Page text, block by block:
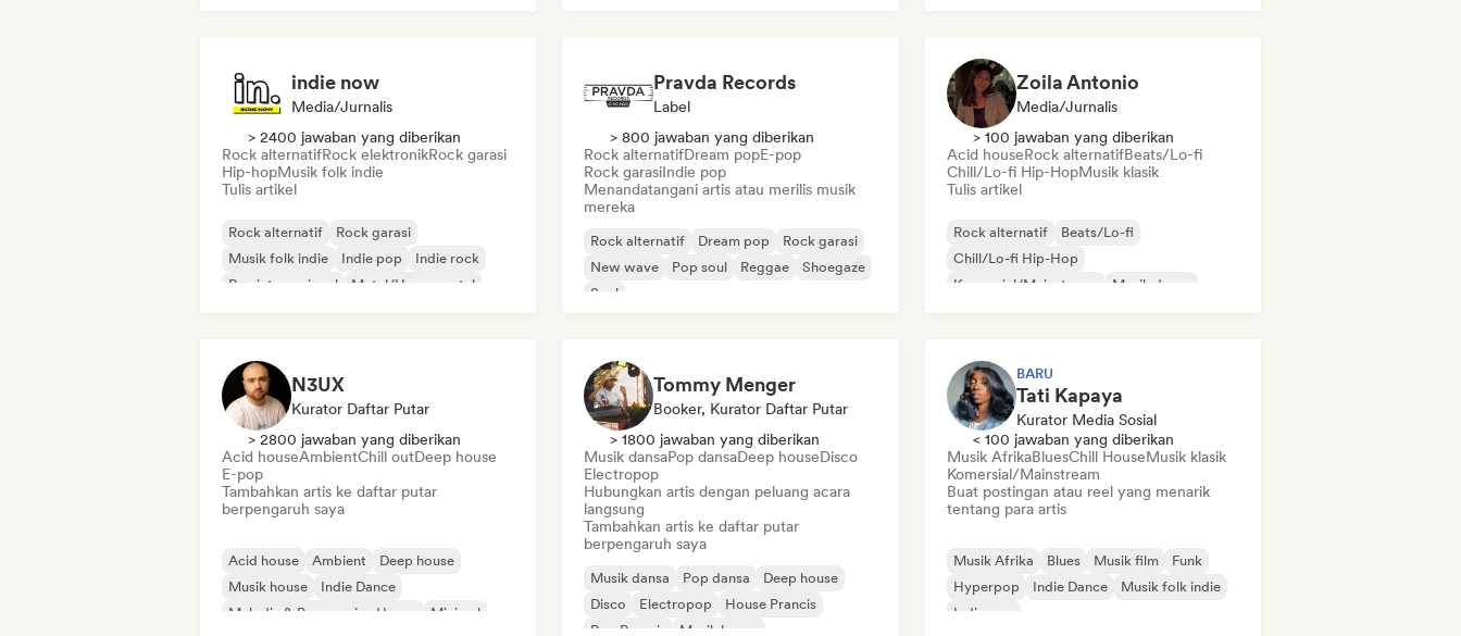
indie now
Media/Jurnalis
> 2400 jawaban yang diberikan
Rock alternatifRock elektronikRock garasi
Hip-hopMusik folk indie
Tulis artikel
Rock alternatif
Rock garasi
Musik folk indie
Indie pop
Indie rock
Rap internasional
Metal/Heavy metal
Pravda Records
Label
> 800 jawaban yang diberikan
Rock alternatifDream popE-pop
Rock garasiIndie pop
Menandatangani artis atau merilis musik
mereka
Rock alternatif Dream pop
Rock garasi
New wave
Pop soul Reggae
Shoegaze
Soul
Zoila Antonio
Media/Jurnalis
> 100 jawaban yang diberikan
Acid houseRock alternatifBeats/Lo-fi
Chill/Lo-fi Hip-HopMusik klasik
Tulis artikel
Rock alternatif
Beats/Lo-fi
Chill/Lo-fi Hip-Hop
Komersial/Mainstream
Musik dansa
N3UX
Kurator Daftar Putar
> 2800 jawaban yang diberikan
Acid houseAmbientChill outDeep house
E-pop
Tambahkan artis ke daftar putar
berpengaruh saya
Acid house Ambient
Deep house
Musik house
Indie Dance
Melodic & Progressive House
Minimal
Tommy Menger
Booker, Kurator Daftar Putar
> 1800 jawaban yang diberikan
Musik dansaPop dansaDeep houseDisco
Electropop
Hubungkan artis dengan peluang acara
langsung
Tambahkan artis ke daftar putar
berpengaruh saya
Musik dansa Pop dansa
Deep house
Disco
Electropop
House Prancis
Pop Prancis
Musik house
BARU
Tati Kapaya
Kurator Media Sosial
< 100 jawaban yang diberikan
Musik AfrikaBluesChill HouseMusik klasik
Komersial/Mainstream
Buat postingan atau reel yang menarik
tentang para artis
Musik Afrika Blues Musik film
Funk
Hyperpop
Indie Dance
Musik folk indie
Indie pop